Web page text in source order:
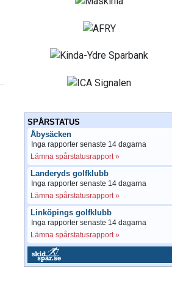
SPÅRSTATUS
Åbysäcken
Inga rapporter senaste 14 dagarna
Lämna spårstatusrapport »
Landeryds golfklubb
Inga rapporter senaste 14 dagarna
Lämna spårstatusrapport »
Linköpings golfklubb
Inga rapporter senaste 14 dagarna
Lämna spårstatusrapport »